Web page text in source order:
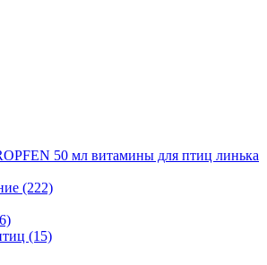
50 мл витамины для птиц линька
(222)
(15)